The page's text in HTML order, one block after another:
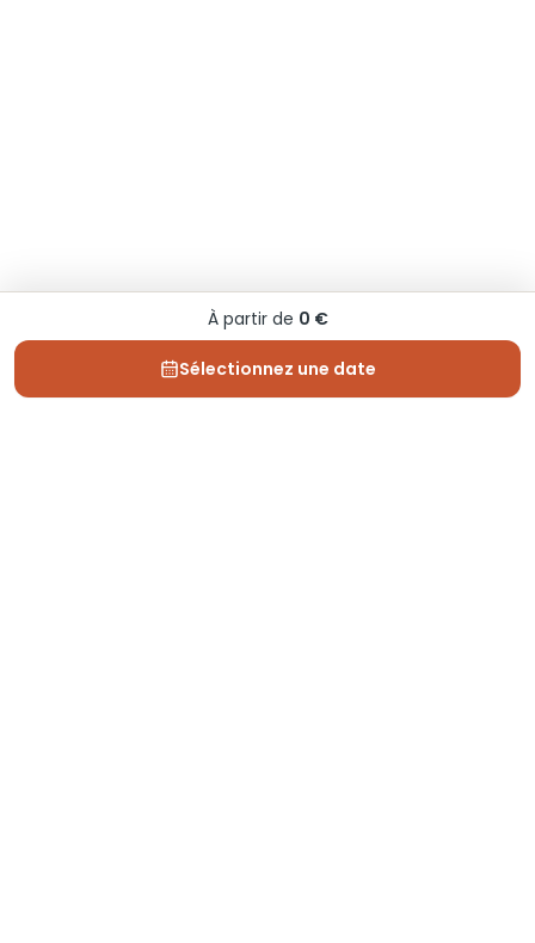
À partir de 0 €
Sélectionnez une date